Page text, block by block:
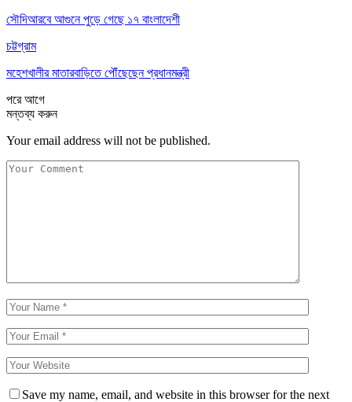
সৌদিআরবে আগুনে পুড়ে গেছে ১৭ বাংলাদেশী
চট্টগ্রাম
মহেশখালীর মাতারবাড়িতে পৌঁছেছেন প্রধানমন্ত্রী
পরেআগে
মন্তব্য করুন
Your email address will not be published.
Save my name, email, and website in this browser for the next